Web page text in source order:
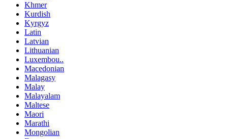
Khmer
Kurdish
Kyrgyz
Latin
Latvian
Lithuanian
Luxembou..
Macedonian
Malagasy
Malay
Malayalam
Maltese
Maori
Marathi
Mongolian